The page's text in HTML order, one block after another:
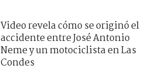
Video revela cómo se originó el
accidente entre José Antonio
Neme y un motociclista en Las
Condes